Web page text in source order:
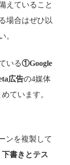
えていること
場合はぜひ以
。
いる①Google
広告の4媒体
ています。
ンを複製して
下書きとテス